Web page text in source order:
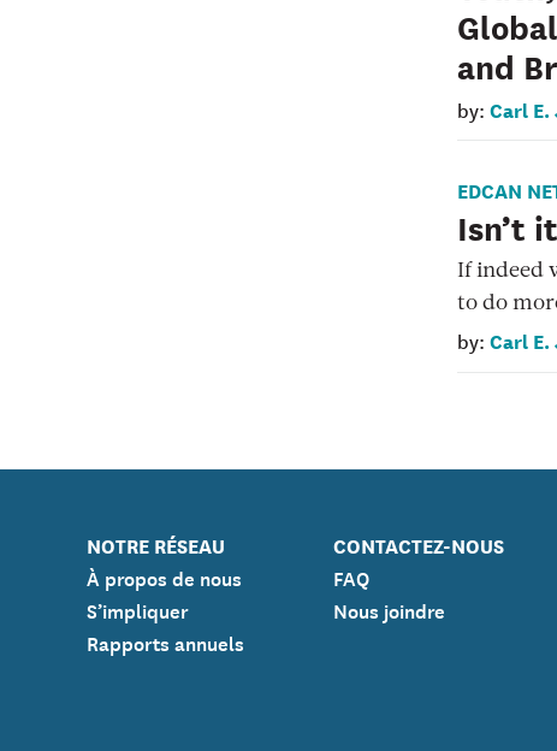
and
by: Carl E.
EDCAN
Isn’t
If indeed
to do
by: Carl E.
NOTRE RÉSEAU
À propos de nous
S’impliquer
Rapports annuels
CONTACTEZ-NOUS
FAQ
Nous joindre